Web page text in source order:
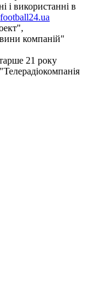
і використанні в
football24.ua
компаній"
21 року